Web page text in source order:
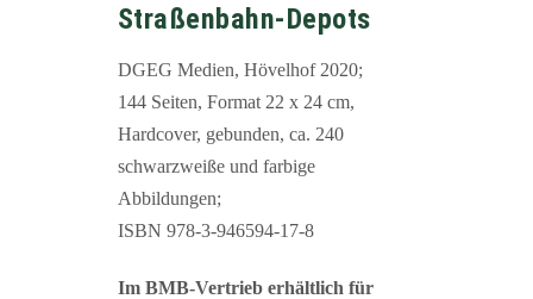
Straßenbahn-Depots
DGEG Medien, Hövelhof 2020;
144 Seiten, Format 22 x 24 cm,
Hardcover, gebunden, ca. 240
schwarzweiße und farbige
Abbildungen;
ISBN 978-3-946594-17-8
Im BMB-Vertrieb erhältlich für